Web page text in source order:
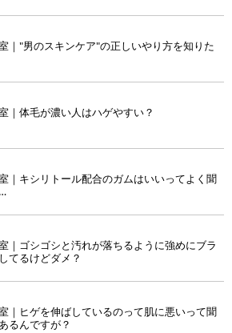
｜"男のスキンケア"の正しいやり方を知りた
｜体毛が濃い人はハゲやすい？
｜キシリトール配合のガムはいいってよく聞
｜ゴシゴシと汚れが落ちるように強めにブラ
てるけどダメ？
｜ヒゲを伸ばしているのって肌に悪いって聞
るんですが？